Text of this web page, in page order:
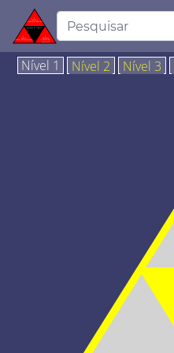
Nível 1 Nível 2 Nível 3